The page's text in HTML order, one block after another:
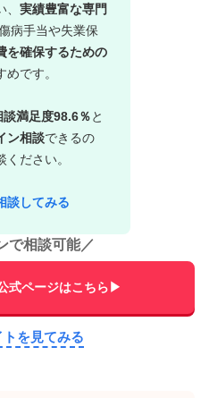
実績豊富な専門
病手当や失業保
を確保するための
です。
談満足度98.6％と
ン相談できるの
ださい。
談してみる
で相談可能／
式ページはこちら▶
を見てみる